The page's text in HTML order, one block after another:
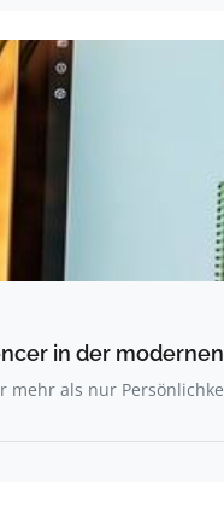
in der
mehr als nur